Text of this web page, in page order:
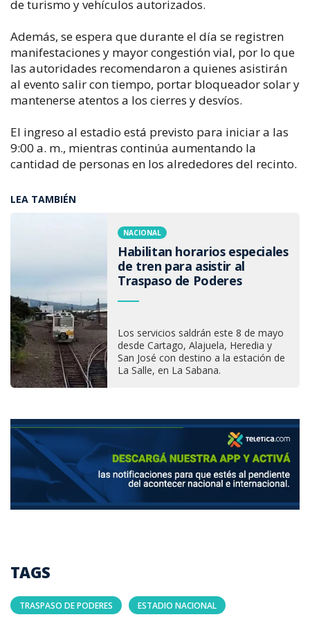
de turismo y vehículos autorizados.
Además, se espera que durante el día se registren
manifestaciones y mayor congestión vial, por lo que
las autoridades recomendaron a quienes asistirán
al evento salir con tiempo, portar bloqueador solar y
mantenerse atentos a los cierres y desvíos.
El ingreso al estadio está previsto para iniciar a las
9:00 a. m., mientras continúa aumentando la
cantidad de personas en los alrededores del recinto.
LEA TAMBIÉN
NACIONAL
Habilitan horarios especiales
de tren para asistir al
Traspaso de Poderes
Los servicios saldrán este 8 de mayo
desde Cartago, Alajuela, Heredia y
San José con destino a la estación de
La Salle, en La Sabana.
TAGS
TRASPASO DE PODERES ESTADIO NACIONAL